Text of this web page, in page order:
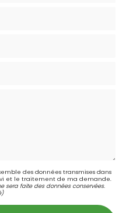
des données transmises dans
et le traitement de ma demande.
sera faite des données conservées.
)